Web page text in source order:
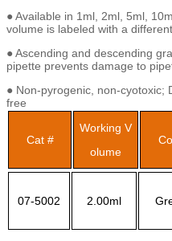
● Available in 1ml, 2ml, 5ml,
volume is labeled with a
● Ascending and descending
pipette prevents damage to
● Non-pyrogenic, non-cyotoxic;
free
Cat #
Working V
olume
07-5002 2.00ml